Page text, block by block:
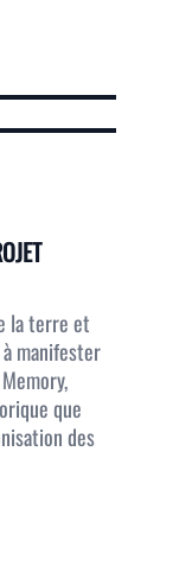
la terre et
manifester
que
des